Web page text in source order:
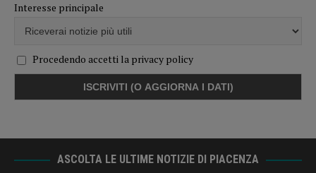
Interesse principale
Procedendo accetti la privacy policy
ASCOLTA LE ULTIME NOTIZIE DI PIACENZA